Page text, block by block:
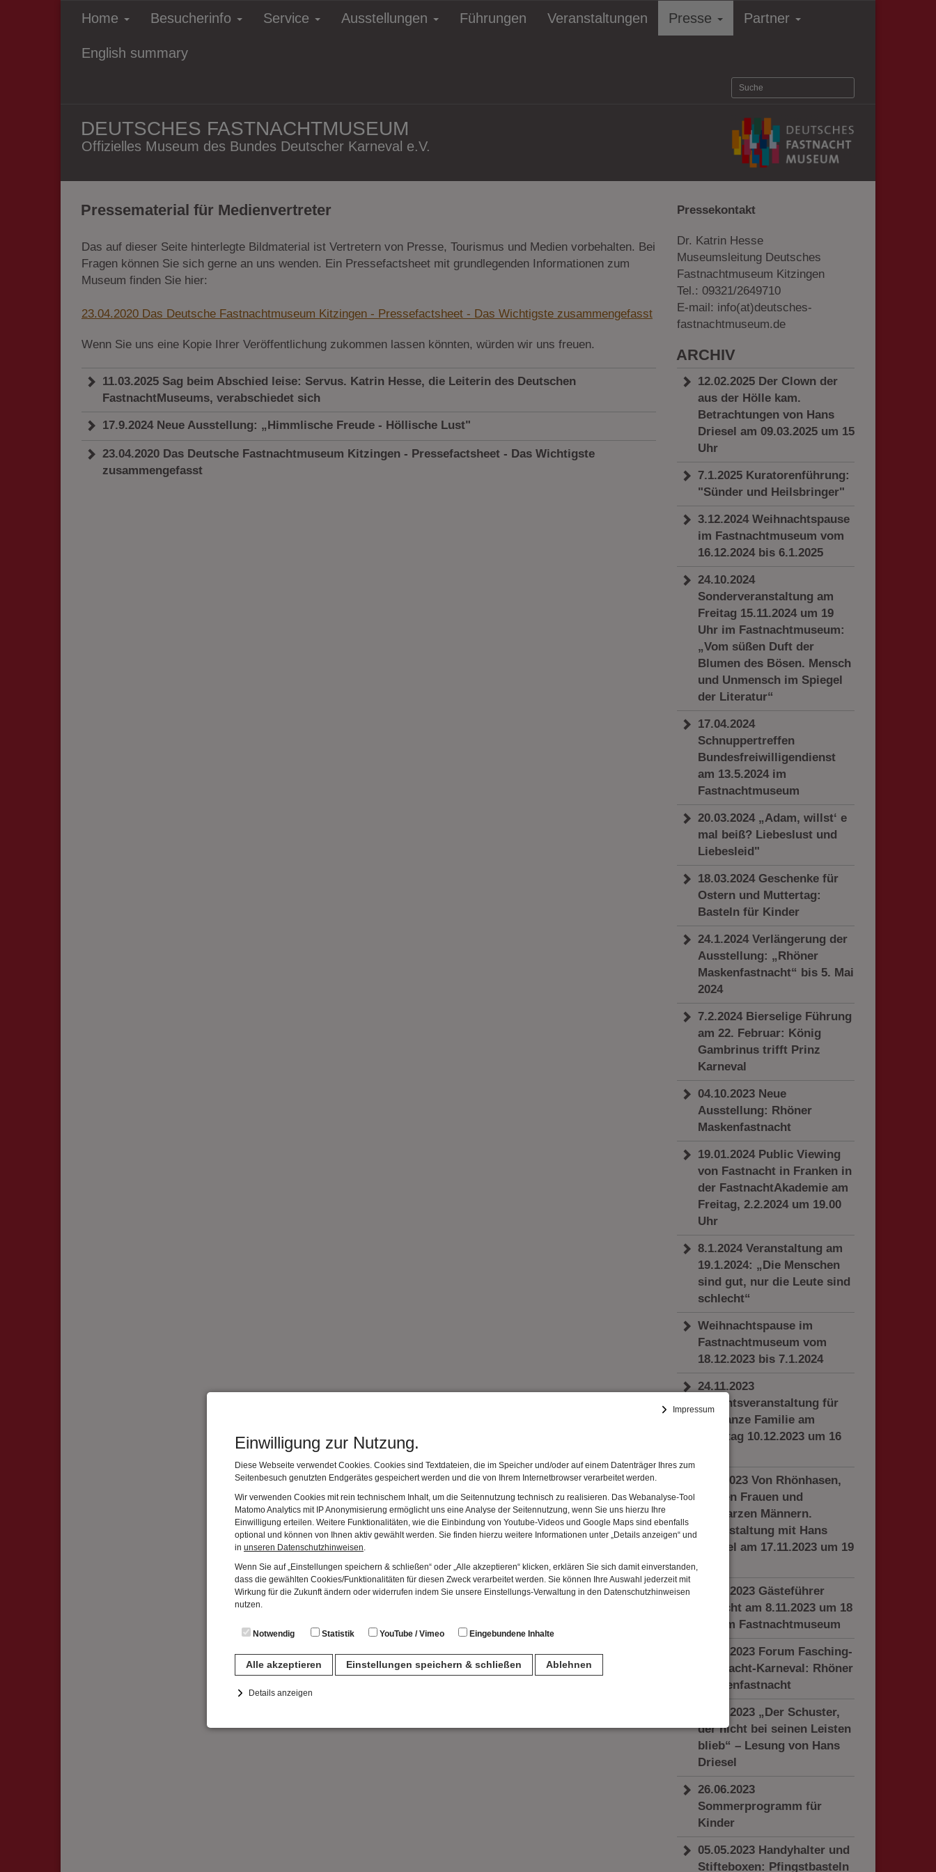
Impressum
Einwilligung zur Nutzung.
Diese Webseite verwendet Cookies. Cookies sind Textdateien, die im Speicher und/oder auf einem Datenträger Ihres zum
Seitenbesuch genutzten Endgerätes gespeichert werden und die von Ihrem Internetbrowser verarbeitet werden.
Wir verwenden Cookies mit rein technischem Inhalt, um die Seitennutzung technisch zu realisieren. Das Webanalyse-Tool
Matomo Analytics mit IP Anonymisierung ermöglicht uns eine Analyse der Seitennutzung, wenn Sie uns hierzu Ihre
Einwilligung erteilen. Weitere Funktionalitäten, wie die Einbindung von Youtube-Videos und Google Maps sind ebenfalls
optional und können von Ihnen aktiv gewählt werden. Sie finden hierzu weitere Informationen unter „Details anzeigen“ und
in unseren Datenschutzhinweisen.
Wenn Sie auf „Einstellungen speichern & schließen“ oder „Alle akzeptieren“ klicken, erklären Sie sich damit einverstanden,
dass die gewählten Cookies/Funktionalitäten für diesen Zweck verarbeitet werden. Sie können Ihre Auswahl jederzeit mit
Wirkung für die Zukunft ändern oder widerrufen indem Sie unsere Einstellungs-Verwaltung in den Datenschutzhinweisen
nutzen.
Notwendig Statistik YouTube / Vimeo Eingebundene Inhalte
Alle akzeptieren Einstellungen speichern & schließen Ablehnen
Details anzeigen
Diese Website nutzt Matomo Analytics für die Auswertung der Seitenaufrufe als Statistik. Die hierdurch gespeicherten Daten
Home Besucherinfo Service Ausstellungen Führungen Veranstaltungen Presse Partner
English summary
DEUTSCHES FASTNACHTMUSEUM
Offizielles Museum des Bundes Deutscher Karneval e.V.
Pressematerial für Medienvertreter
Das auf dieser Seite hinterlegte Bildmaterial ist Vertretern von Presse, Tourismus und Medien vorbehalten. Bei
Fragen können Sie sich gerne an uns wenden. Ein Pressefactsheet mit grundlegenden Informationen zum
Museum finden Sie hier:
23.04.2020 Das Deutsche Fastnachtmuseum Kitzingen - Pressefactsheet - Das Wichtigste zusammengefasst
Wenn Sie uns eine Kopie Ihrer Veröffentlichung zukommen lassen könnten, würden wir uns freuen.
11.03.2025 Sag beim Abschied leise: Servus. Katrin Hesse, die Leiterin des Deutschen
FastnachtMuseums, verabschiedet sich
17.9.2024 Neue Ausstellung: „Himmlische Freude - Höllische Lust"
23.04.2020 Das Deutsche Fastnachtmuseum Kitzingen - Pressefactsheet - Das Wichtigste
zusammengefasst
Pressekontakt
Dr. Katrin Hesse
Museumsleitung Deutsches
Fastnachtmuseum Kitzingen
Tel.: 09321/2649710
E-mail: info(at)deutsches-
fastnachtmuseum.de
ARCHIV
12.02.2025 Der Clown der
aus der Hölle kam.
Betrachtungen von Hans
Driesel am 09.03.2025 um 15
Uhr
7.1.2025 Kuratorenführung:
"Sünder und Heilsbringer"
3.12.2024 Weihnachtspause
im Fastnachtmuseum vom
16.12.2024 bis 6.1.2025
24.10.2024
Sonderveranstaltung am
Freitag 15.11.2024 um 19
Uhr im Fastnachtmuseum:
„Vom süßen Duft der
Blumen des Bösen. Mensch
und Unmensch im Spiegel
der Literatur“
17.04.2024
Schnuppertreffen
Bundesfreiwilligendienst
am 13.5.2024 im
Fastnachtmuseum
20.03.2024 „Adam, willst‘ e
mal beiß? Liebeslust und
Liebesleid"
18.03.2024 Geschenke für
Ostern und Muttertag:
Basteln für Kinder
24.1.2024 Verlängerung der
Ausstellung: „Rhöner
Maskenfastnacht“ bis 5. Mai
2024
7.2.2024 Bierselige Führung
am 22. Februar: König
Gambrinus trifft Prinz
Karneval
04.10.2023 Neue
Ausstellung: Rhöner
Maskenfastnacht
19.01.2024 Public Viewing
von Fastnacht in Franken in
der FastnachtAkademie am
Freitag, 2.2.2024 um 19.00
Uhr
8.1.2024 Veranstaltung am
19.1.2024: „Die Menschen
sind gut, nur die Leute sind
schlecht“
Weihnachtspause im
Fastnachtmuseum vom
18.12.2023 bis 7.1.2024
24.11.2023
Adventsveranstaltung für
die ganze Familie am
Sonntag 10.12.2023 um 16
6.11.2023 Von Rhönhasen,
weißen Frauen und
schwarzen Männern.
Veranstaltung mit Hans
Driesel am 17.11.2023 um 19
26.10.2023 Gästeführer
gesucht am 8.11.2023 um 18
Uhr im Fastnachtmuseum
04.10.2023 Forum Fasching-
Fastnacht-Karneval: Rhöner
Maskenfastnacht
10.10.2023 „Der Schuster,
der nicht bei seinen Leisten
blieb“ – Lesung von Hans
Driesel
26.06.2023
Sommerprogramm für
Kinder
05.05.2023 Handyhalter und
Stifteboxen: Pfingstbasteln